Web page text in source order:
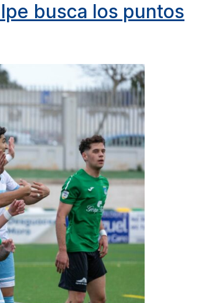
busca los puntos